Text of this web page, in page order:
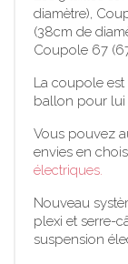
diamètre),
(38cm de
Coupole 67
La coupole
ballon pour lui
Vous pouvez
envies en
électriques.
Nouveau
plexi et serre-
suspension